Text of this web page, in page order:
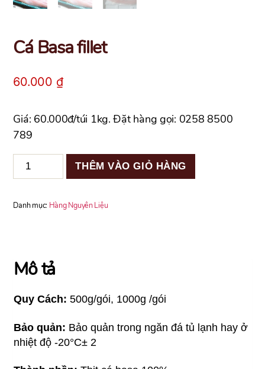
Cá Basa fillet
60.000 ₫
Giá: 60.000đ/túi 1kg. Đặt hàng gọi: 0258 8500
789
Basa
số
lượng
THÊM VÀO GIỎ HÀNG
Danh mục: Hàng Nguyên Liệu
Mô tả
Quy Cách:500g/gói, 1000g /gói
Bảo quản: Bảo quản trong ngăn đá tủ lạnh hay ở
nhiệt độ -20°C± 2